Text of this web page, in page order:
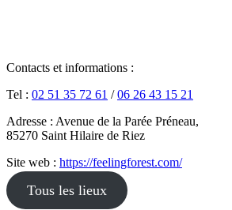
Contacts et informations :
Tel : 02 51 35 72 61 /06 26 43 15 21
Adresse : Avenue de la Parée Préneau,
85270 Saint Hilaire de Riez
Site web : https://feelingforest.com/
Tous les lieux